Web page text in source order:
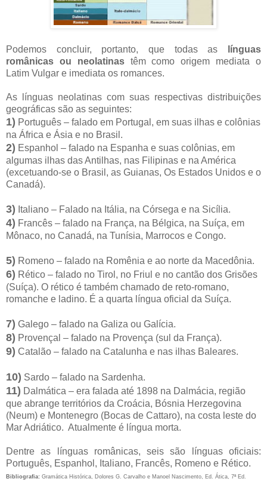
Podemos concluir, portanto, que todas as
línguas
românicas ou neolatinastêm como origem mediata o
Latim Vulgar e imediata os romances.
As línguas neolatinas com suas respectivas distribuições
geográficas são as seguintes:
1) Português – falado em Portugal, em suas ilhas e colônias
na África e Ásia e no Brasil.
2) Espanhol – falado na Espanha e suas colônias, em
algumas ilhas das Antilhas, nas Filipinas e na América
(excetuando-se o Brasil, as Guianas, Os Estados Unidos e o
Canadá).
3) Italiano – Falado na Itália, na Córsega e na Sicília.
4) Francês – falado na França, na Bélgica, na Suíça, em
Mônaco, no Canadá, na Tunísia, Marrocos e Congo.
5) Romeno – falado na Romênia e ao norte da Macedônia.
6) Rético – falado no Tirol, no Friul e no cantão dos Grisões
(Suíça). O rético é também chamado de reto-romano,
romanche e ladino. É a quarta língua oficial da Suíça.
7) Galego – falado na Galiza ou Galícia.
8) Provençal – falado na Provença (sul da França).
9) Catalão – falado na Catalunha e nas ilhas Baleares.
10) Sardo – falado na Sardenha.
11) Dalmática – era falada até 1898 na Dalmácia, região
que abrange territórios da Croácia, Bósnia Herzegovina
(Neum) e Montenegro (Bocas de Cattaro), na costa leste do
Mar Adriático. Atualmente é língua morta.
Dentre as línguas românicas, seis são línguas oficiais:
Português, Espanhol, Italiano, Francês, Romeno e Rético.
Bibliografia: Gramática Histórica, Dolores G. Carvalho e Manoel Nascimento, Ed. Ática, 7ª Ed.